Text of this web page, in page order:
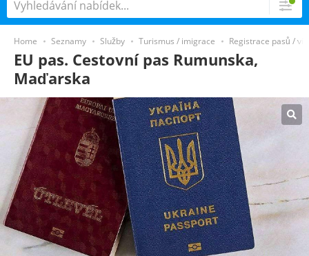
Home Seznamy Služby Turismus / imigrace Registrace pasů / víz
EU pas. Cestovní pas Rumunska,
Maďarska